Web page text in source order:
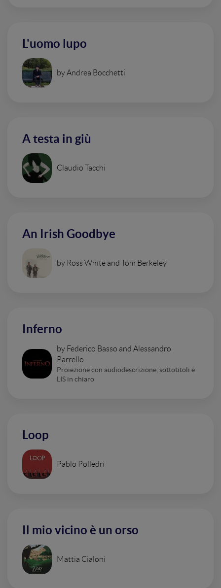
L'uomo lupo
by Andrea Bocchetti
A testa in giù
Claudio Tacchi
An Irish Goodbye
by Ross White and Tom Berkeley
Inferno
by Federico Basso and Alessandro
Parrello
Proiezione con audiodescrizione, sottotitoli e
LIS in chiaro
Loop
Pablo Polledri
Il mio vicino è un orso
Mattia Cialoni